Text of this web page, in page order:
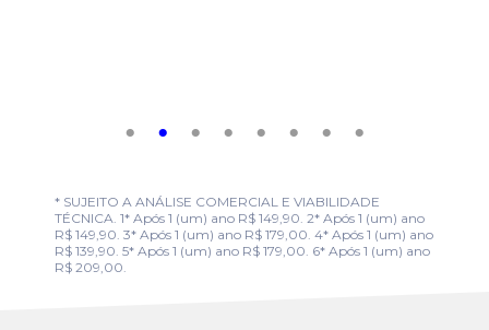
* SUJEITO A ANÁLISE COMERCIAL E VIABILIDADE
TÉCNICA. 1* Após 1 (um) ano R$ 149,90. 2* Após 1 (um) ano
R$ 149,90. 3* Após 1 (um) ano R$ 179,00. 4* Após 1 (um) ano
R$ 139,90. 5* Após 1 (um) ano R$ 179,00. 6* Após 1 (um) ano
R$ 209,00.